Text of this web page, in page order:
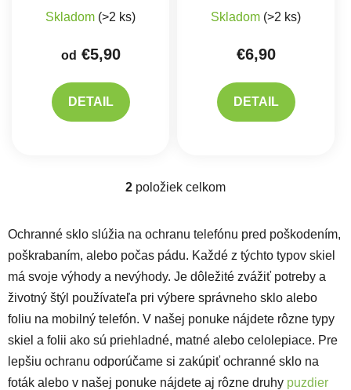
Skladom (>2 ks)
od €5,90
DETAIL
Skladom (>2 ks)
€6,90
DETAIL
Ovládacie prvky výpisu
2 položiek celkom
Ochranné sklo slúžia na ochranu telefónu pred poškodením,
poškrabaním, alebo počas pádu. Každé z týchto typov skiel
má svoje výhody a nevýhody. Je dôležité zvážiť potreby a
životný štýl používateľa pri výbere správneho sklo alebo
foliu na mobilný telefón. V našej ponuke nájdete rôzne typy
skiel a folii ako sú priehladné, matné alebo celolepiace. Pre
lepšiu ochranu odporúčame si zakúpiť ochranné sklo na
foták alebo v našej ponuke nájdete aj rôzne druhy puzdier